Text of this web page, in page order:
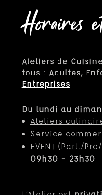
Horaires
Ateliers de
tous : Adultes,
Entreprises
Du lundi au
Ateliers
Service
EVENT (Part./
09h30 – 23h30